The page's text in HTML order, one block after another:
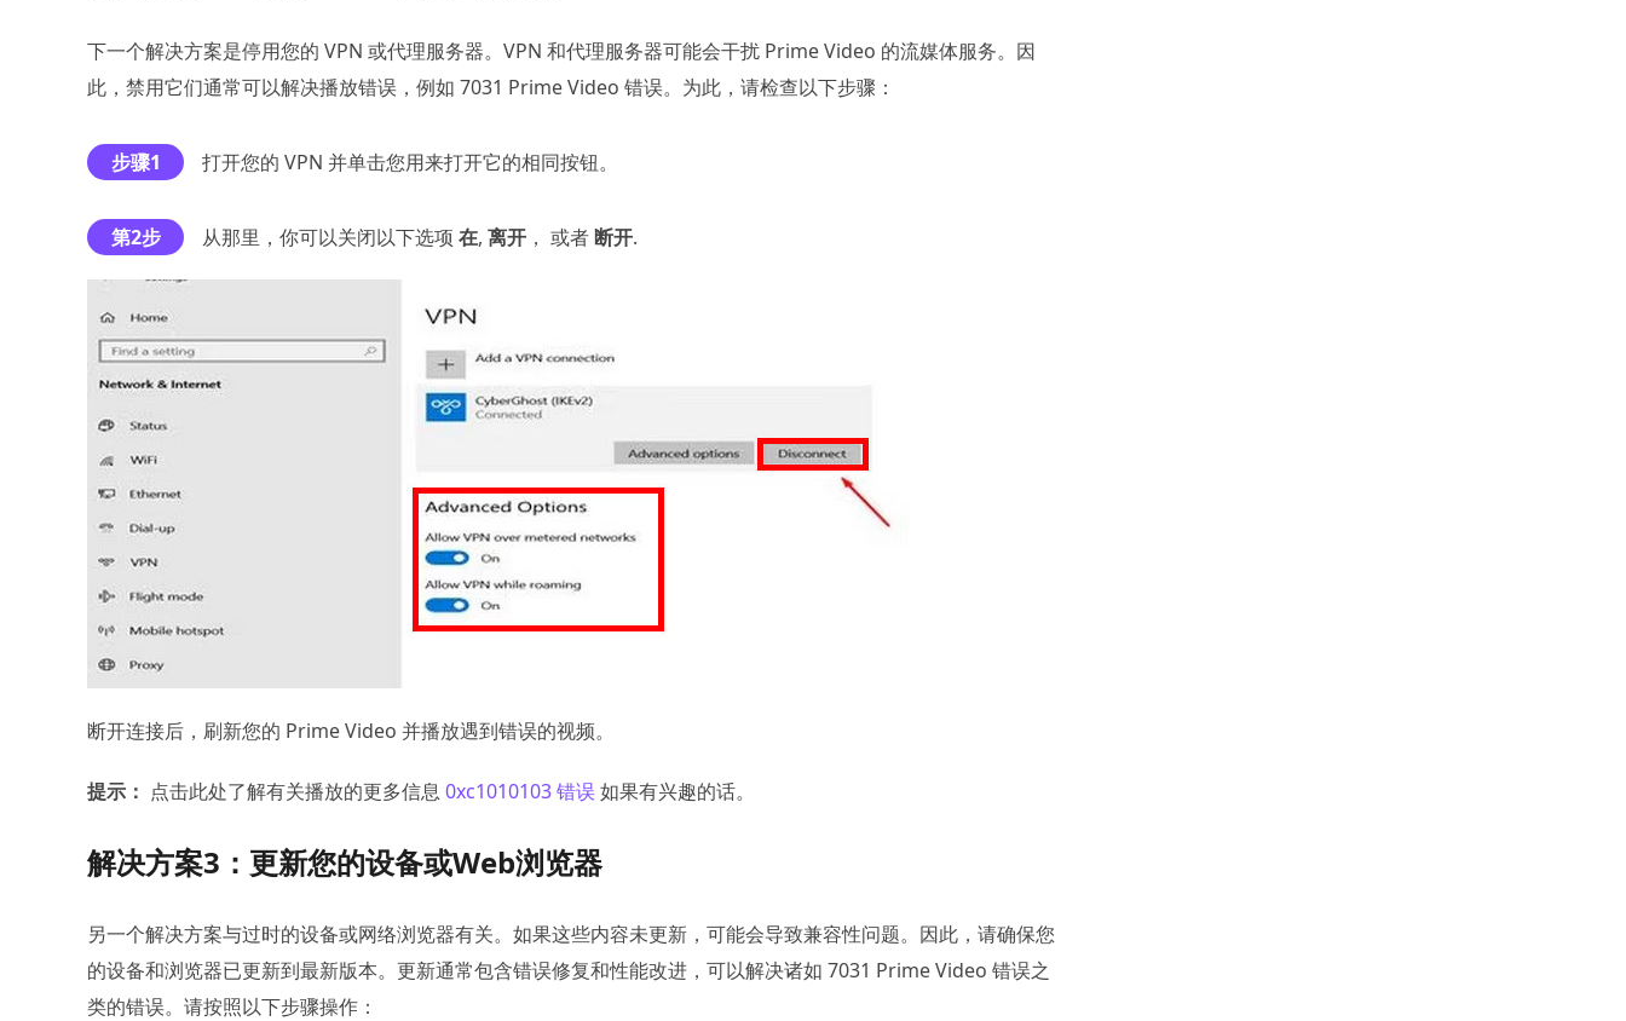
下一个解决方案是停用您的 VPN 或代理服务器。VPN 和代理服务器可能会干扰 Prime Video 的流媒体服务。因
此，禁用它们通常可以解决播放错误，例如 7031 Prime Video 错误。为此，请检查以下步骤：
步骤1 打开您的 VPN 并单击您用来打开它的相同按钮。
第2步 从那里，你可以关闭以下选项 在, 离开 ， 或者断开.
断开连接后，刷新您的 Prime Video 并播放遇到错误的视频。
提示： 点击此处了解有关播放的更多信息 0xc1010103 错误如果有兴趣的话。
解决方案3：更新您的设备或Web浏览器
另一个解决方案与过时的设备或网络浏览器有关。如果这些内容未更新，可能会导致兼容性问题。因此，请确保您
的设备和浏览器已更新到最新版本。更新通常包含错误修复和性能改进，可以解决诸如 7031 Prime Video 错误之
类的错误。请按照以下步骤操作：